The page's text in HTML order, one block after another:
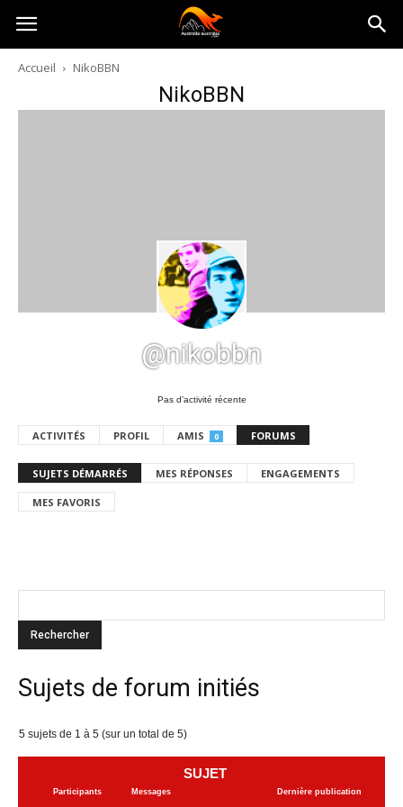
Australia-
australie.com
Accueil NikoBBN
NikoBBN
@nikobbn
Pas d’activité récente
ACTIVITÉS PROFIL AMIS 0 FORUMS
SUJETS DÉMARRÉS MES RÉPONSES ENGAGEMENTS
MES FAVORIS
Sujets de forum initiés
5 sujets de 1 à 5 (sur un total de 5)
SUJET
Participants Messages Dernière publication